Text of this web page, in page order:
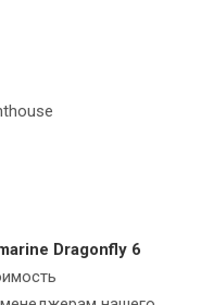
Dragonfly 6